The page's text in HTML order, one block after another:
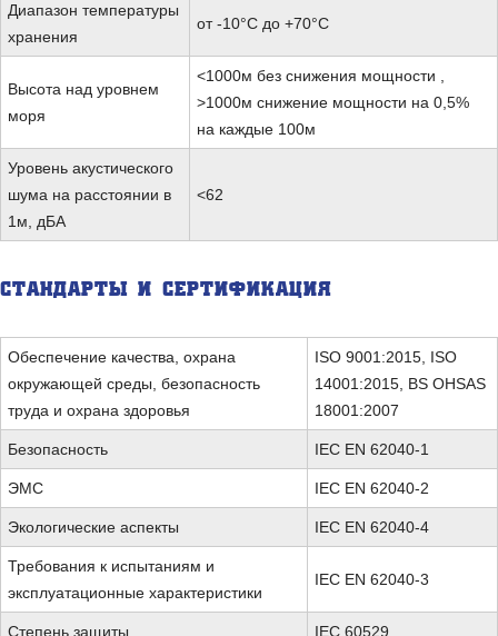
Диапазон температуры
хранения
от -10°C до +70°C
Высота над уровнем
моря
<1000м без снижения мощности ,
>1000м снижение мощности на 0,5%
на каждые 100м
Уровень акустического
шума на расстоянии в
1м, дБА
<62
СТАНДАРТЫ И СЕРТИФИКАЦИЯ
Обеспечение качества, охрана
окружающей среды, безопасность
труда и охрана здоровья
ISO 9001:2015, ISO
14001:2015, BS OHSAS
18001:2007
Безопасность IEC EN 62040-1
ЭМС IEC EN 62040-2
Экологические аспекты IEC EN 62040-4
Требования к испытаниям и
эксплуатационные характеристики
IEC EN 62040-3
Степень защиты IEC 60529